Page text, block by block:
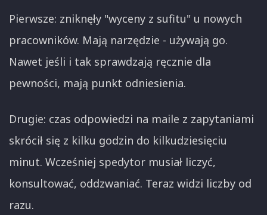
Pierwsze: zniknęły "wyceny z sufitu" u nowych
pracowników. Mają narzędzie - używają go.
Nawet jeśli i tak sprawdzają ręcznie dla
pewności, mają punkt odniesienia.
Drugie: czas odpowiedzi na maile z zapytaniami
skrócił się z kilku godzin do kilkudziesięciu
minut. Wcześniej spedytor musiał liczyć,
konsultować, oddzwaniać. Teraz widzi liczby od
razu.